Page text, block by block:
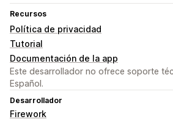
Recursos
Política de privacidad
Tutorial
Documentación de la app
Este desarrollador no ofrece soporte
Español.
Desarrollador
Firework